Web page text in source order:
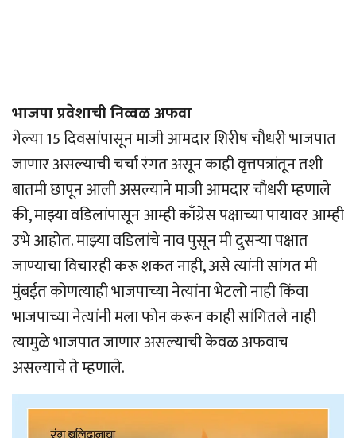
भाजपा प्रवेशाची निव्वळ अफवा
गेल्या 15 दिवसांपासून माजी आमदार शिरीष चौधरी भाजपात
जाणार असल्याची चर्चा रंगत असून काही वृत्तपत्रांतून तशी
बातमी छापून आली असल्याने माजी आमदार चौधरी म्हणाले
की, माझ्या वडिलांपासून आम्ही काँग्रेस पक्षाच्या पायावर आम्ही
उभे आहोत. माझ्या वडिलांचे नाव पुसून मी दुसर्‍या पक्षात
जाण्याचा विचारही करू शकत नाही, असे त्यांनी सांगत मी
मुंबईत कोणत्याही भाजपाच्या नेत्यांना भेटलो नाही किंवा
भाजपाच्या नेत्यांनी मला फोन करून काही सांगितले नाही
त्यामुळे भाजपात जाणार असल्याची केवळ अफवाच
असल्याचे ते म्हणाले.